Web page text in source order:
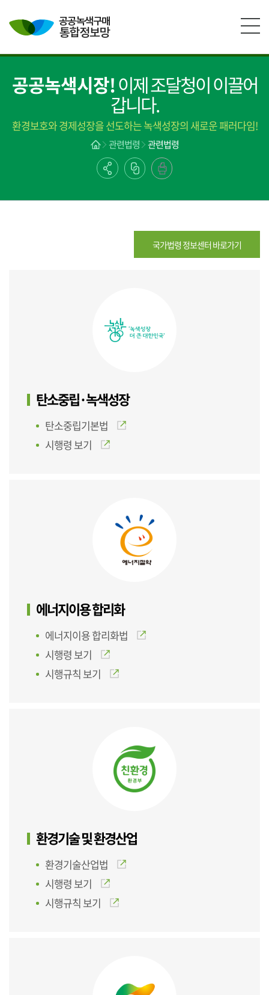
공공녹색시장!이제 조달청이 이끌어
갑니다.
환경보호와 경제성장을 선도하는 녹색성장의 새로운 패러다임!
관련법령 관련법령
국가법령 정보센터 바로가기
탄소중립·녹색성장
탄소중립기본법
시행령 보기
에너지이용 합리화
에너지이용 합리화법
시행령 보기
시행규칙 보기
환경기술 및 환경산업
환경기술산업법
시행령 보기
시행규칙 보기